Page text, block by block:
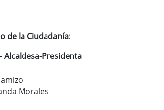
de la Ciudadanía:
-Alcaldesa-Presidenta
Morales